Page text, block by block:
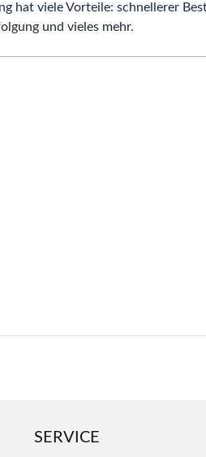
hat viele Vorteile: schnellerer
und vieles mehr.
SERVICE